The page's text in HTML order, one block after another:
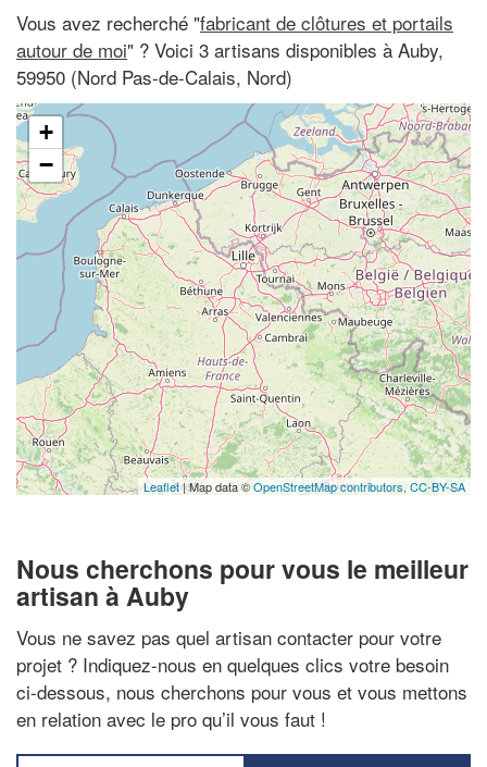
Vous avez recherché "fabricant de clôtures et portails
autour de moi" ? Voici 3 artisans disponibles à Auby,
59950 (Nord Pas-de-Calais, Nord)
+
−
Leaflet| Map data ©OpenStreetMap contributors, CC-BY-SA
Nous cherchons pour vous le meilleur
artisan à Auby
Vous ne savez pas quel artisan contacter pour votre
projet ? Indiquez-nous en quelques clics votre besoin
ci-dessous, nous cherchons pour vous et vous mettons
en relation avec le pro qu’il vous faut !